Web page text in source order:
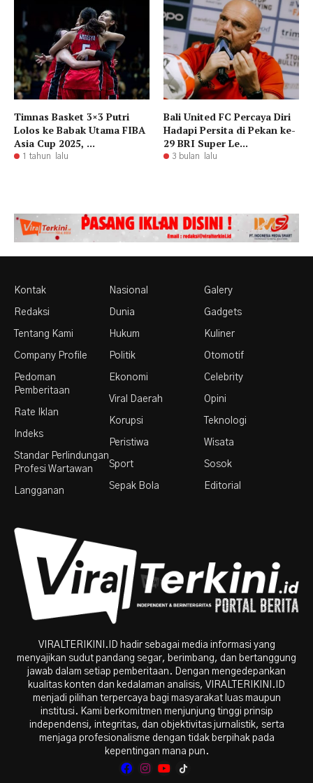
Timnas Basket 3×3 Putri
Lolos ke Babak Utama FIBA
Asia Cup 2025, ...
1 tahun lalu
Bali United FC Percaya Diri
Hadapi Persita di Pekan ke-
29 BRI Super Le...
3 bulan lalu
Kontak
Redaksi
Tentang Kami
Company Profile
Pedoman
Pemberitaan
Rate Iklan
Indeks
Standar Perlindungan
Profesi Wartawan
Langganan
Nasional
Dunia
Hukum
Politik
Ekonomi
Viral Daerah
Korupsi
Peristiwa
Sport
Sepak Bola
Galery
Gadgets
Kuliner
Otomotif
Celebrity
Opini
Teknologi
Wisata
Sosok
Editorial
VIRALTERIKINI.ID hadir sebagai media informasi yang
menyajikan sudut pandang segar, berimbang, dan bertanggung
jawab dalam setiap pemberitaan. Dengan mengedepankan
kualitas konten dan kedalaman analisis, VIRALTERIKINI.ID
menjadi pilihan terpercaya bagi masyarakat luas maupun
institusi. Kami berkomitmen menjunjung tinggi prinsip
independensi, integritas, dan objektivitas jurnalistik, serta
menjaga profesionalisme dengan tidak berpihak pada
kepentingan mana pun.